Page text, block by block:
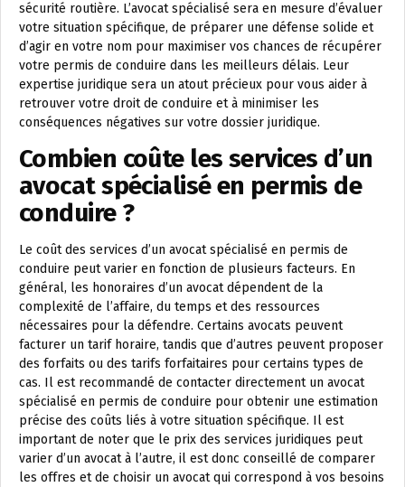
sécurité routière. L’avocat spécialisé sera en mesure d’évaluer
votre situation spécifique, de préparer une défense solide et
d’agir en votre nom pour maximiser vos chances de récupérer
votre permis de conduire dans les meilleurs délais. Leur
expertise juridique sera un atout précieux pour vous aider à
retrouver votre droit de conduire et à minimiser les
conséquences négatives sur votre dossier juridique.
Combien coûte les services d’un
avocat spécialisé en permis de
conduire ?
Le coût des services d’un avocat spécialisé en permis de
conduire peut varier en fonction de plusieurs facteurs. En
général, les honoraires d’un avocat dépendent de la
complexité de l’affaire, du temps et des ressources
nécessaires pour la défendre. Certains avocats peuvent
facturer un tarif horaire, tandis que d’autres peuvent proposer
des forfaits ou des tarifs forfaitaires pour certains types de
cas. Il est recommandé de contacter directement un avocat
spécialisé en permis de conduire pour obtenir une estimation
précise des coûts liés à votre situation spécifique. Il est
important de noter que le prix des services juridiques peut
varier d’un avocat à l’autre, il est donc conseillé de comparer
les offres et de choisir un avocat qui correspond à vos besoins